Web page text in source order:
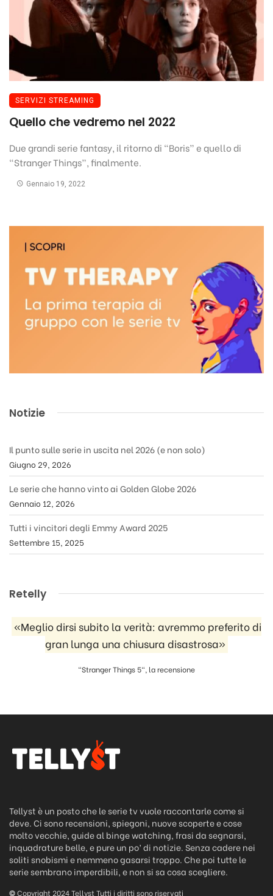
SERVIZI STREAMING
Quello che vedremo nel 2022
Due grandi serie fantasy, il ritorno di "Boris” e quello di
"Stranger Things”, finalmente.
Gennaio 19, 2022
Notizie
Il punto sulle serie in uscita nel 2026 (e non solo)
Giugno 29, 2026
Le serie che hanno vinto ai Golden Globe 2026
Gennaio 12, 2026
Tutti i vincitori degli Emmy Award 2025
Settembre 15, 2025
Retelly
«Meglio dirsi subito la verità: avremmo preferito di
gran lunga una chiusura disastrosa»
"Stranger Things 5", la recensione
Tellyst è un posto che le serie tv vuole raccontarle come si
deve. Ci sono recensioni, spiegoni, nuove scoperte e cose
molto vecchie, guide al binge watching, frasi da segnarsi,
inquadrature belle, e pure un po’ di notizie. Senza cadere nei
soliti snobismi e nemmeno gasarsi troppo. Che poi tutte le
serie sembrano imperdibili, e non si sa cosa scegliere.
©Copyright 2024 Tellyst Tutti i diritti sono riservati